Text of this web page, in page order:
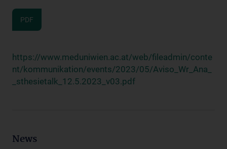
PDF
https://www.meduniwien.ac.at/web/fileadmin/conte
nt/kommunikation/events/2023/05/Aviso_Wr_Ana_
_sthesietalk_12.5.2023_v03.pdf
News